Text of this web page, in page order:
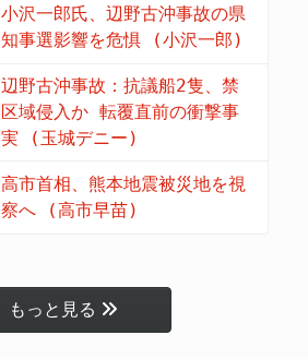
小沢一郎氏、辺野古沖事故の県
知事選影響を危惧 (小沢一郎)
辺野古沖事故：抗議船2隻、禁
区域侵入か 転覆直前の衝撃事
実 (玉城デニー)
高市首相、熊本地震被災地を視
察へ (高市早苗)
もっと見る